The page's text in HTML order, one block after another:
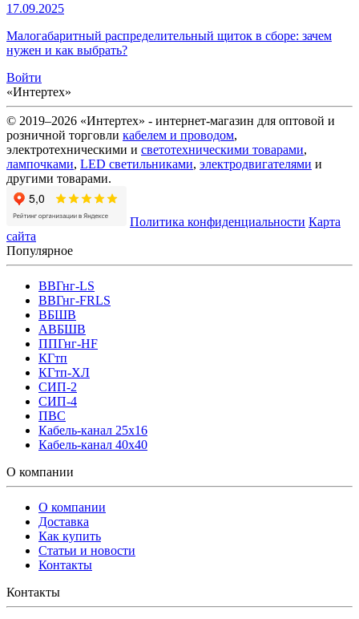
17.09.2025
Малогабаритный распределительный щиток в сборе: зачем
нужен и как выбрать?
Войти
«Интертех»
© 2019–2026 «Интертех» - интернет-магазин для оптовой и
розничной торговли кабелем и проводом,
электротехническими и светотехническими товарами,
лампочками, LED светильниками, электродвигателями и
другими товарами.
Политика конфиденциальности Карта
сайта
Популярное
ВВГнг-LS
ВВГнг-FRLS
ВБШВ
АВБШВ
ППГнг-HF
КГтп
КГтп-ХЛ
СИП-2
СИП-4
ПВС
Кабель-канал 25х16
Кабель-канал 40х40
О компании
О компании
Доставка
Как купить
Статьи и новости
Контакты
Контакты